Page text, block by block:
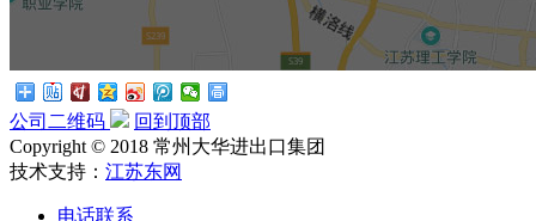
公司二维码
回到顶部
Copyright © 2018 常州大华进出口集团
技术支持： 江苏东网
电话联系